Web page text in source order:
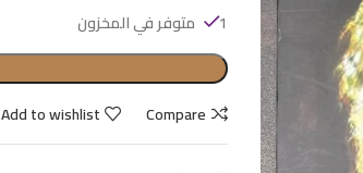
1 متوفر في المخزون
Compare
Add to wishlist